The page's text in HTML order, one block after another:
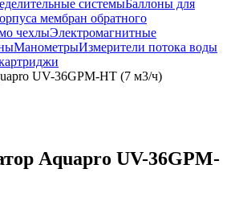
системыБаллоны для
мембран обратного
чехлыЭлектромагнитные
МанометрыИзмерители потока воды
UV-36GPM-HT (7 м3/ч)
Aquapro UV-36GPM-